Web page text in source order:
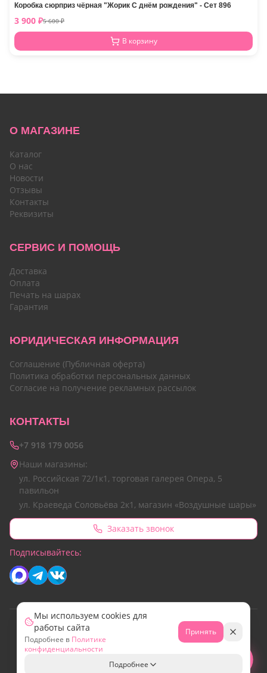
Коробка сюрприз чёрная "Жорик С днём рождения" - Сет 896
3 900 ₽5 600₽
В корзину
О МАГАЗИНЕ
Каталог
О нас
Новости
Отзывы
Контакты
Реквизиты
СЕРВИС И ПОМОЩЬ
Доставка
Оплата
Печать на шарах
Гарантия
ЮРИДИЧЕСКАЯ ИНФОРМАЦИЯ
Соглашение (Публичная оферта)
Политика обработки персональных данных
Согласие на получение рекламных рассылок
КОНТАКТЫ
+7 918 179 0056
Наши магазины:
ул. Российская 72/1к1, торговая галерея Опера, 5
павильон
ул. Краеведа Соловьёва 2к1, магазин «Воздушные шары»
Заказать звонок
Подписывайтесь:
© 2026 Все права защищены.
Сайт разработан командой Emotion Marketing
Свяжитесь с нами!
Мы используем cookies для
работы сайта
Подробнее в Политике
конфиденциальности
Принять
Подробнее